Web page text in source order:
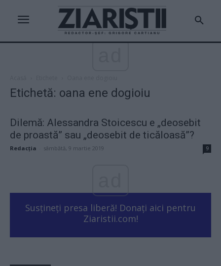
Etichetă: oana ene dogioiu
Dilemă: Alessandra Stoicescu e „deosebit
de proastă” sau „deosebit de ticăloasă”?
Redacţia sâmbătă, 9 martie 2019 9
Susțineți presa liberă! Donați aici pentru
Ziaristii.com!